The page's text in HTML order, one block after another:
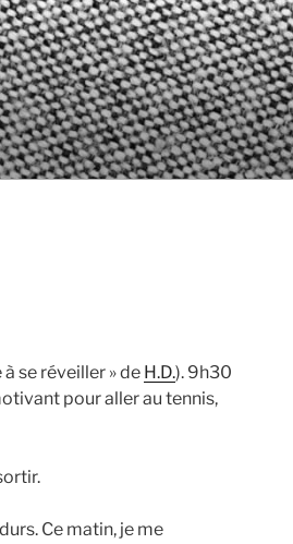
à se réveiller » de H.D.). 9h30
pour aller au tennis,
Ce matin, je me